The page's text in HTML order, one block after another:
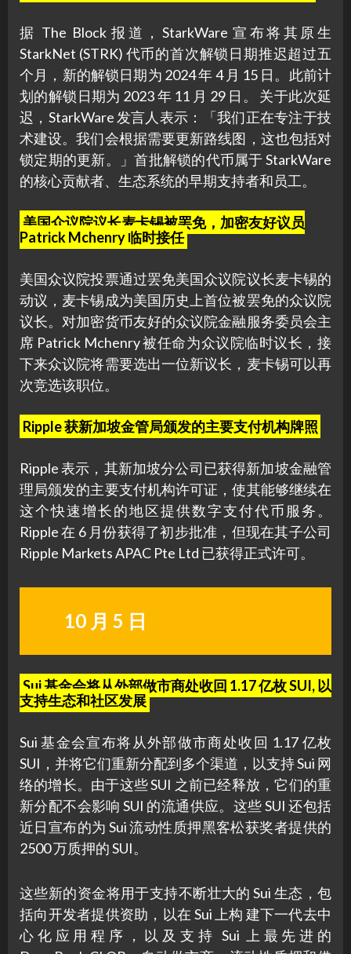
据 The Block 报道，StarkWare 宣布将其原生
StarkNet (STRK) 代币的首次解锁日期推迟超过五
个月，新的解锁日期为 2024 年 4 月 15 日。此前计
划的解锁日期为 2023 年 11 月 29 日。 关于此次延
迟，StarkWare 发言人表示：「我们正在专注于技
术建设。我们会根据需要更新路线图，这也包括对
锁定期的更新。」首批解锁的代币属于 StarkWare
的核心贡献者、生态系统的早期支持者和员工。
美国众议院议长麦卡锡被罢免，加密友好议员
Patrick Mchenry 临时接任
美国众议院投票通过罢免美国众议院议长麦卡锡的
动议，麦卡锡成为美国历史上首位被罢免的众议院
议长。对加密货币友好的众议院金融服务委员会主
席 Patrick Mchenry 被任命为众议院临时议长，接
下来众议院将需要选出一位新议长，麦卡锡可以再
次竞选该职位。
Ripple 获新加坡金管局颁发的主要支付机构牌照
Ripple 表示，其新加坡分公司已获得新加坡金融管
理局颁发的主要支付机构许可证，使其能够继续在
这个快速增长的地区提供数字支付代币服务。
Ripple 在 6 月份获得了初步批准，但现在其子公司
Ripple Markets APAC Pte Ltd 已获得正式许可。
10 月 5 日
Sui 基金会将从外部做市商处收回 1.17 亿枚 SUI, 以
支持生态和社区发展
Sui 基金会宣布将从外部做市商处收回 1.17 亿枚
SUI，并将它们重新分配到多个渠道，以支持 Sui 网
络的增长。由于这些 SUI 之前已经释放，它们的重
新分配不会影响 SUI 的流通供应。这些 SUI 还包括
近日宣布的为 Sui 流动性质押黑客松获奖者提供的
2500 万质押的 SUI。
这些新的资金将用于支持不断壮大的 Sui 生态，包
括向开发者提供资助，以在 Sui 上构 建下一代去中
心化应用程序，以及支持 Sui 上最先进的